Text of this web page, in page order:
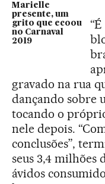
Marielle
presente, um
grito que ecoou
no Carnaval
2019
gravado na rua
dançando sobre
tocando o
nele depois.
conclusões”,
seus 3,4 milhões
ávidos